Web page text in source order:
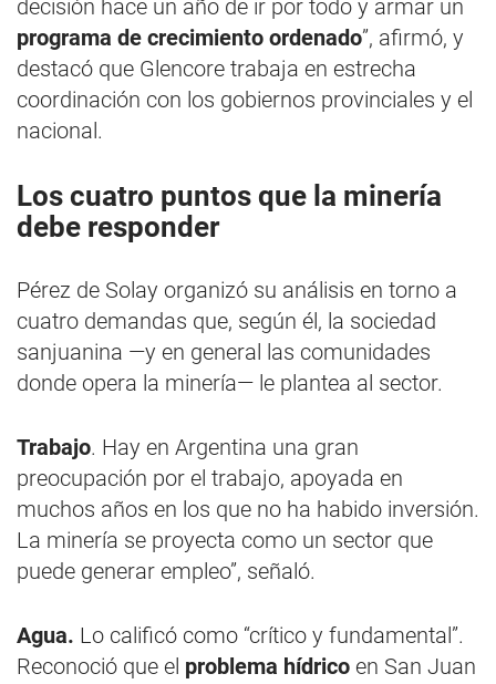
decisión hace un año de ir por todo y armar un
programa de crecimiento ordenado”, afirmó, y
destacó que Glencore trabaja en estrecha
coordinación con los gobiernos provinciales y el
nacional.
Los cuatro puntos que la minería
debe responder
Pérez de Solay organizó su análisis en torno a
cuatro demandas que, según él, la sociedad
sanjuanina —y en general las comunidades
donde opera la minería— le plantea al sector.
Trabajo. Hay en Argentina una gran
preocupación por el trabajo, apoyada en
muchos años en los que no ha habido inversión.
La minería se proyecta como un sector que
puede generar empleo”, señaló.
Agua. Lo calificó como “crítico y fundamental”.
Reconoció que el problema hídrico en San Juan